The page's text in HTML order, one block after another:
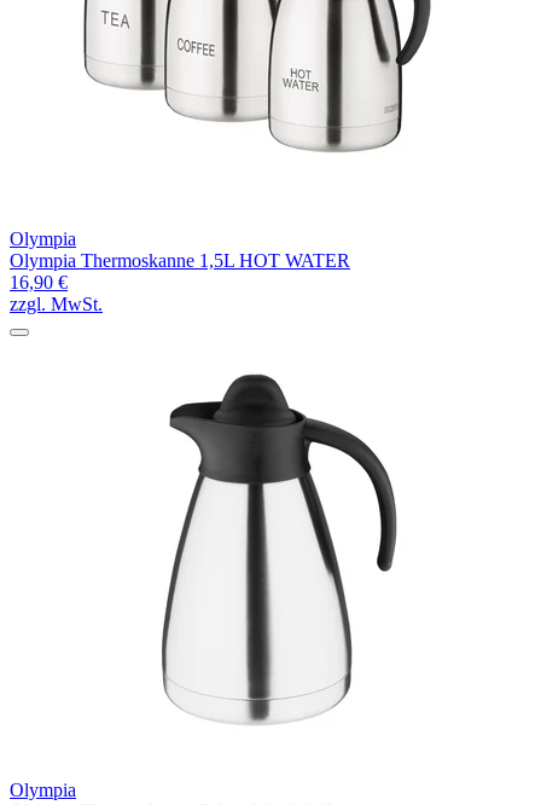
Olympia
Olympia Thermoskanne 1,5L HOT WATER
16,90 €
zzgl. MwSt.
Olympia